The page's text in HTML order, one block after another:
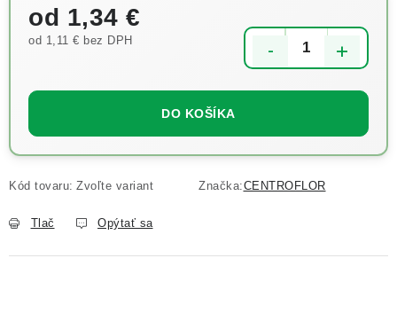
od 1,34 €
od 1,11 € bez DPH
DO KOŠÍKA
Kód tovaru: Zvoľte variant Značka:CENTROFLOR
Tlač Opýtať sa